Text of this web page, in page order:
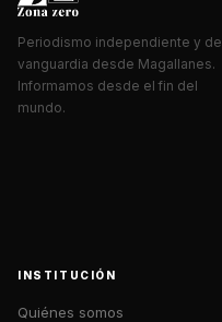
Periodismo independiente y de
vanguardia desde Magallanes.
Informamos desde el fin del
mundo.
INSTITUCIÓN
Quiénes somos